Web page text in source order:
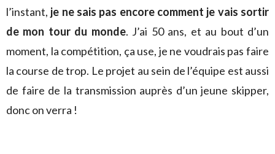
l’instant, je ne sais pas encore comment je vais sortir
de mon tour du monde. J’ai 50 ans, et au bout d’un
moment, la compétition, ça use, je ne voudrais pas faire
la course de trop. Le projet au sein de l’équipe est aussi
de faire de la transmission auprès d’un jeune skipper,
donc on verra !